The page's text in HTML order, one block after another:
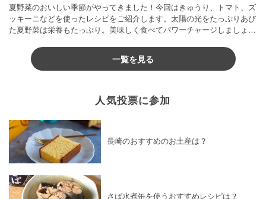
夏野菜のおいしい季節がやってきました！今回はきゅうり、トマト、ズ
ッキーニなどを使ったレシピをご紹介します。太陽の光をたっぷりあび
た夏野菜は栄養もたっぷり。美味しく食べてパワーチャージしましょう
一覧を見る
人気投票に参加
長崎のおすすめのお土産は？
さば水煮缶を使うおすすめレシピは？